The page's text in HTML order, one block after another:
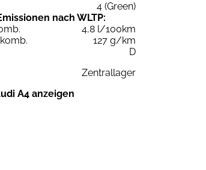
4 (Green)
nach WLTP:
4,8 l/100km
127 g/km
D
Zentrallager
A4 anzeigen